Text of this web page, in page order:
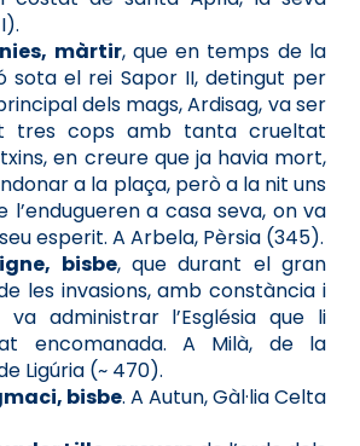
màrtir, que en temps de la
sota el rei Sapor II, detingut per
dels mags, Ardisag, va ser
tres cops amb tanta crueltat
en creure que ja havia mort,
a la plaça, però a la nit uns
l’endugueren a casa seva, on va
esperit. A Arbela, Pèrsia (345).
bisbe, que durant el gran
les invasions, amb constància i
va administrar l’Església que li
encomanada. A Milà, de la
Ligúria (~ 470).
bisbe. A Autun, Gàl·lia Celta